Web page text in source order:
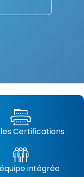
Certifications
intégrée